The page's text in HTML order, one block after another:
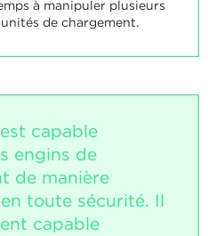
à manipuler plusieurs
de chargement.
capable
engins de
de manière
toute sécurité. Il
capable